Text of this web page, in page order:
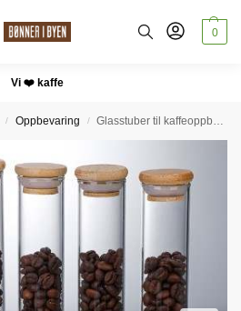
0
Vi ❤️ kaffe
/ Oppbevaring / Glasstuber til kaffeoppbevaing